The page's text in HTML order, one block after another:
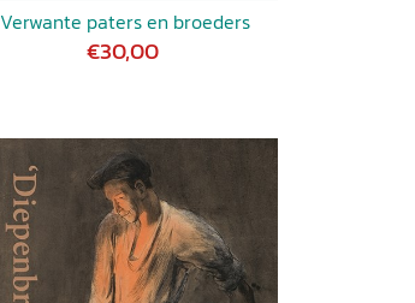
Verwante paters en broeders
€30,00